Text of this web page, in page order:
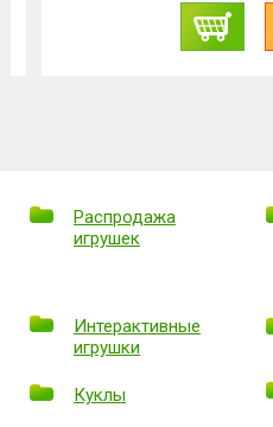
Распродажа
игрушек
Интерактивные
игрушки
Куклы